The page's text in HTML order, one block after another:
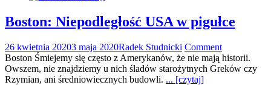
Boston: Niepodległość USA w pigułce
26 kwietnia 20203 maja 2020Radek Studnicki Comment
Boston Śmiejemy się często z Amerykanów, że nie mają historii.
Owszem, nie znajdziemy u nich śladów starożytnych Greków czy
Rzymian, ani średniowiecznych budowli. ... [czytaj]